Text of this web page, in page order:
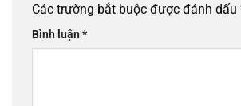
Các trường bắt buộc được đánh dấu
Bình luận*